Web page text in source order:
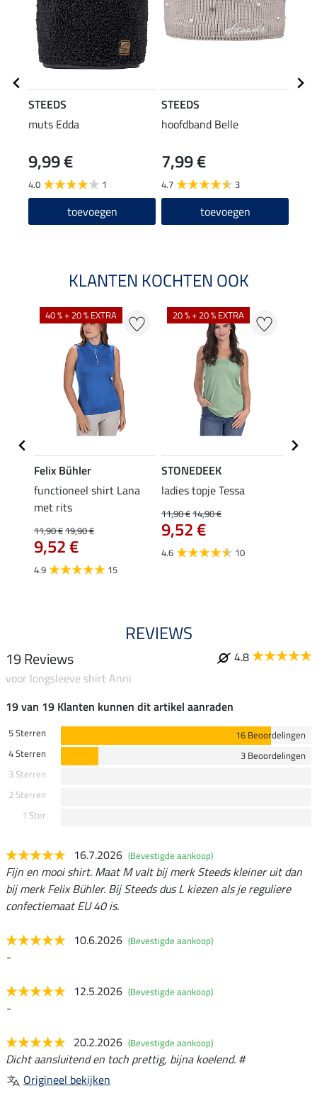
STEEDS
muts Edda
9,99 €
4.0 1
toevoegen
STEEDS
hoofdband Belle
7,99 €
4.7 3
toevoegen
KLANTEN KOCHTEN OOK
40 % + 20 % EXTRA
Felix Bühler
functioneel shirt Lana
met rits
11,90 €19,90 €
9,52 €
4.9 15
20 % + 20 % EXTRA
STONEDEEK
ladies topje Tessa
11,90 €14,90 €
9,52 €
4.6 10
REVIEWS
19 Reviews
4.8
voor longsleeve shirt Anni
19 van 19 Klanten kunnen dit artikel aanraden
5 Sterren
16 Beoordelingen
4 Sterren
3 Beoordelingen
3 Sterren
2 Sterren
1 Ster
16.7.2026 (Bevestigde aankoop)
Fijn en mooi shirt. Maat M valt bij merk Steeds kleiner uit dan
bij merk Felix Bühler. Bij Steeds dus L kiezen als je reguliere
confectiemaat EU 40 is.
10.6.2026 (Bevestigde aankoop)
-
12.5.2026 (Bevestigde aankoop)
-
20.2.2026 (Bevestigde aankoop)
Dicht aansluitend en toch prettig, bijna koelend. #
Origineel bekijken